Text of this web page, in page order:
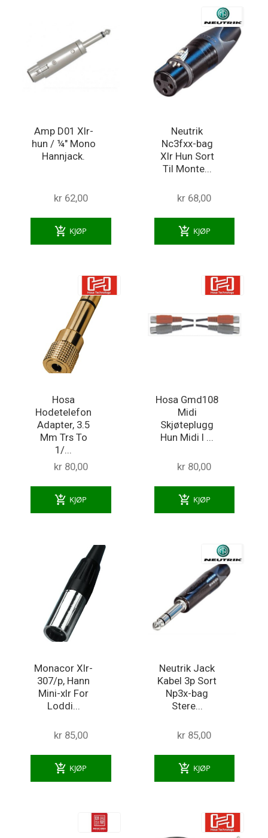
Amp D01 Xlr-
hun / ¼" Mono
Hannjack.
kr 62,00
add_shopping_cart KJØP
Neutrik
Nc3fxx-bag
Xlr Hun Sort
Til Monte...
kr 68,00
add_shopping_cart KJØP
Hosa
Hodetelefon
Adapter, 3.5
Mm Trs To
1/...
kr 80,00
add_shopping_cart KJØP
Hosa Gmd108
Midi
Skjøteplugg
Hun Midi I ...
kr 80,00
add_shopping_cart KJØP
Monacor Xlr-
307/p, Hann
Mini-xlr For
Loddi...
kr 85,00
add_shopping_cart KJØP
Neutrik Jack
Kabel 3p Sort
Np3x-bag
Stere...
kr 85,00
add_shopping_cart KJØP